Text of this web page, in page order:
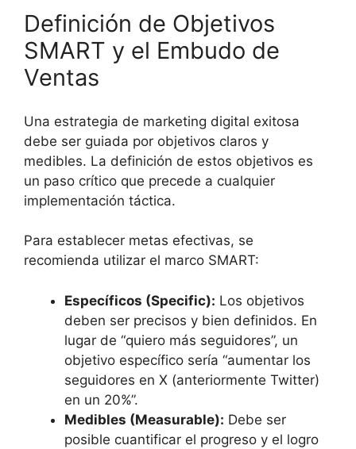
Definición de Objetivos
SMART y el Embudo de
Ventas
Una estrategia de marketing digital exitosa
debe ser guiada por objetivos claros y
medibles. La definición de estos objetivos es
un paso crítico que precede a cualquier
implementación táctica.
Para establecer metas efectivas, se
recomienda utilizar el marco SMART:
Específicos (Specific): Los objetivos
deben ser precisos y bien definidos. En
lugar de “quiero más seguidores”, un
objetivo específico sería “aumentar los
seguidores en X (anteriormente Twitter)
en un 20%”.
Medibles (Measurable): Debe ser
posible cuantificar el progreso y el logro